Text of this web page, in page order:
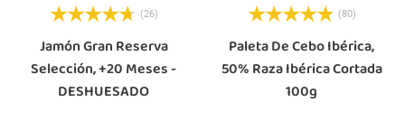
(26)
Jamón Gran Reserva
Selección, +20 Meses -
DESHUESADO
(80)
Paleta De Cebo Ibérica,
50% Raza Ibérica Cortada
100g